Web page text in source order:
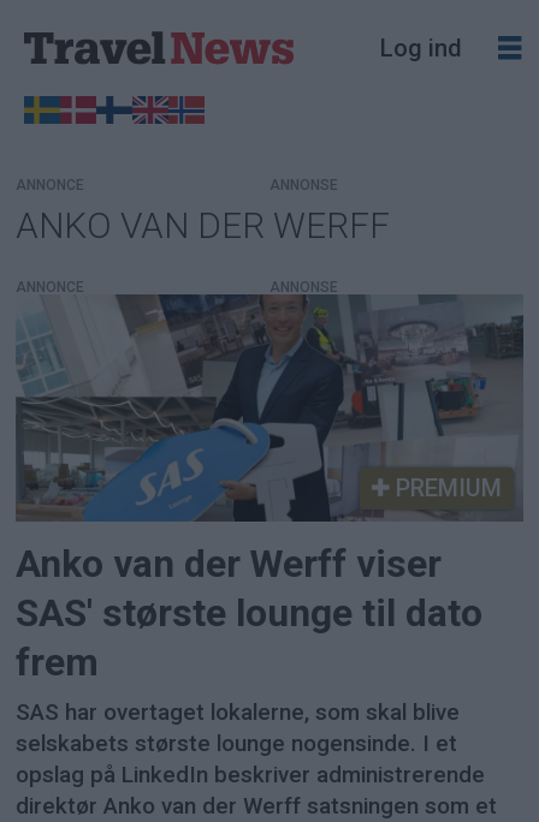
Log ind
Tag:
anko
van
der
werff
ANNONCE
ANKO VAN DER WERFF
ANNONCE
PREMIUM
Anko van der Werff viser
SAS' største lounge til dato
frem
SAS har overtaget lokalerne, som skal blive
selskabets største lounge nogensinde. I et
opslag på LinkedIn beskriver administrerende
direktør Anko van der Werff satsningen som et